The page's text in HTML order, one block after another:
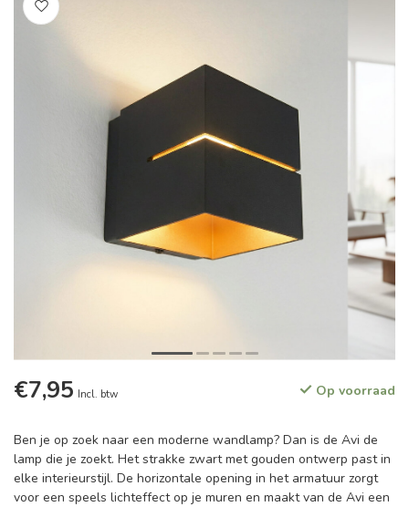
€7,95 Incl. btw Op voorraad
Ben je op zoek naar een moderne wandlamp? Dan is de Avi de
lamp die je zoekt. Het strakke zwart met gouden ontwerp past in
elke interieurstijl. De horizontale opening in het armatuur zorgt
voor een speels lichteffect op je muren en maakt van de Avi een